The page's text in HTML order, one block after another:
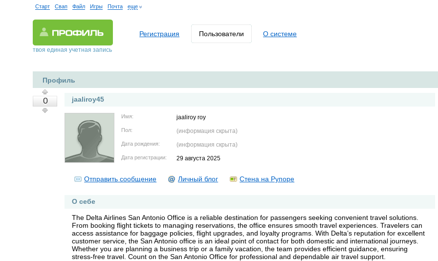
Старт Свап Файл Игры Почта еще
твоя единая учетная запись
Регистрация Пользователи О системе
Профиль
0 jaaliroy45
Имя: jaaliroy roy
Пол: (информация скрыта)
Дата рождения: (информация скрыта)
Дата регистрации: 29 августа 2025
Отправить сообщение Личный блог Стена на Рупоре
О себе
The Delta Airlines San Antonio Office is a reliable destination for passengers seeking convenient travel solutions.
From booking flight tickets to managing reservations, the office ensures smooth travel experiences. Travelers can
access assistance for baggage policies, flight upgrades, and loyalty programs. With Delta’s reputation for excellent
customer service, the San Antonio office is an ideal point of contact for both domestic and international journeys.
Whether you are planning a business trip or a family vacation, the team provides efficient guidance, ensuring
stress-free travel. Count on the San Antonio Office for professional and dependable air travel support.